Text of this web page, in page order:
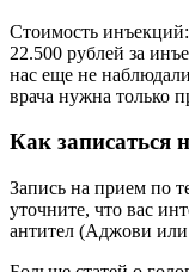
Стоимость
22.500 рублей за
нас еще не
врача нужна только
Как записаться
Запись на прием по
уточните, что вас
антител (Аджови